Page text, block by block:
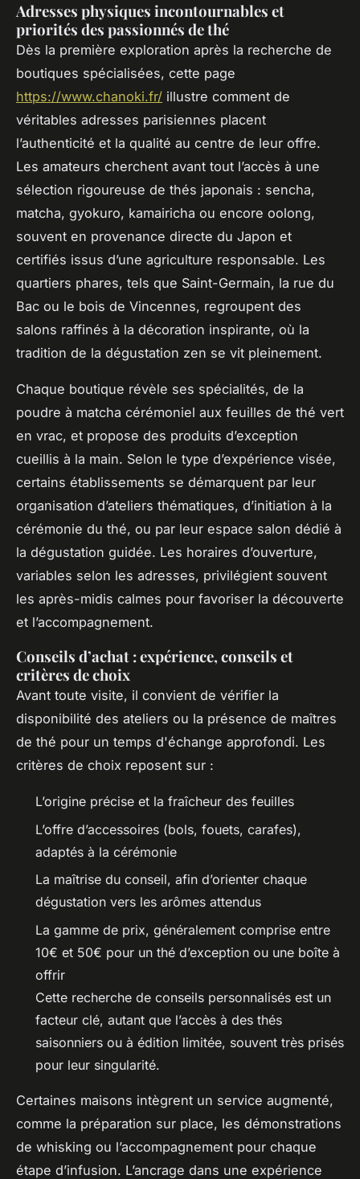
Adresses physiques incontournables et
priorités des passionnés de thé
Dès la première exploration après la recherche de
boutiques spécialisées, cette page
https://www.chanoki.fr/ illustre comment de
véritables adresses parisiennes placent
l’authenticité et la qualité au centre de leur offre.
Les amateurs cherchent avant tout l’accès à une
sélection rigoureuse de thés japonais : sencha,
matcha, gyokuro, kamairicha ou encore oolong,
souvent en provenance directe du Japon et
certifiés issus d’une agriculture responsable. Les
quartiers phares, tels que Saint-Germain, la rue du
Bac ou le bois de Vincennes, regroupent des
salons raffinés à la décoration inspirante, où la
tradition de la dégustation zen se vit pleinement.
Chaque boutique révèle ses spécialités, de la
poudre à matcha cérémoniel aux feuilles de thé vert
en vrac, et propose des produits d’exception
cueillis à la main. Selon le type d’expérience visée,
certains établissements se démarquent par leur
organisation d’ateliers thématiques, d’initiation à la
cérémonie du thé, ou par leur espace salon dédié à
la dégustation guidée. Les horaires d’ouverture,
variables selon les adresses, privilégient souvent
les après-midis calmes pour favoriser la découverte
et l’accompagnement.
Conseils d’achat : expérience, conseils et
critères de choix
Avant toute visite, il convient de vérifier la
disponibilité des ateliers ou la présence de maîtres
de thé pour un temps d'échange approfondi. Les
critères de choix reposent sur :
L’origine précise et la fraîcheur des feuilles
L’offre d’accessoires (bols, fouets, carafes),
adaptés à la cérémonie
La maîtrise du conseil, afin d’orienter chaque
dégustation vers les arômes attendus
La gamme de prix, généralement comprise entre
10€ et 50€ pour un thé d’exception ou une boîte à
offrir
Cette recherche de conseils personnalisés est un
facteur clé, autant que l’accès à des thés
saisonniers ou à édition limitée, souvent très prisés
pour leur singularité.
Certaines maisons intègrent un service augmenté,
comme la préparation sur place, les démonstrations
de whisking ou l’accompagnement pour chaque
étape d’infusion. L’ancrage dans une expérience